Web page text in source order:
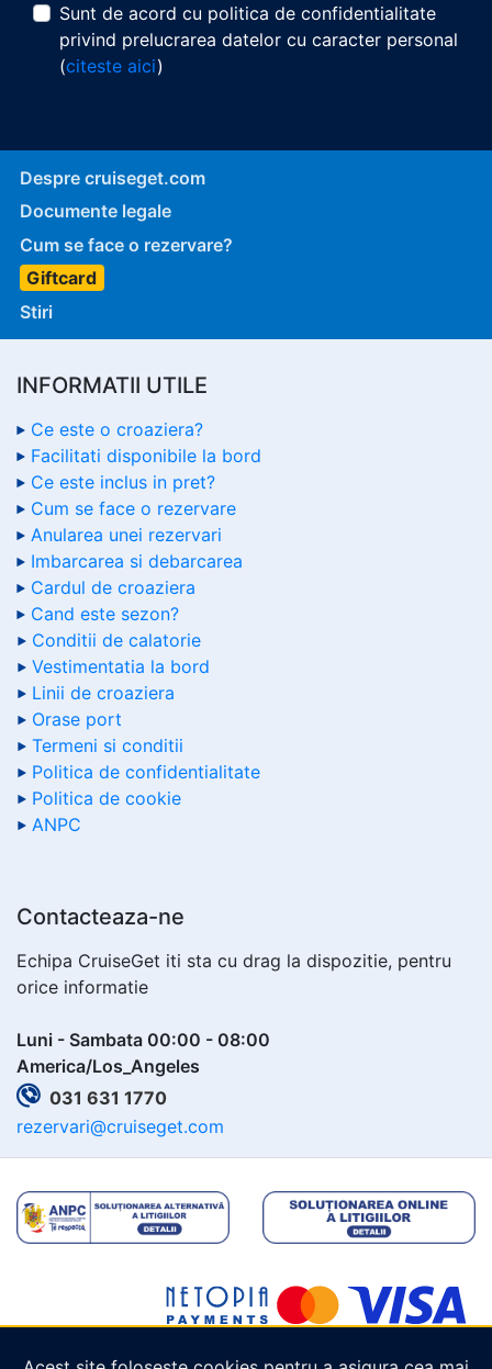
Sunt de acord cu politica de confidentialitate
privind prelucrarea datelor cu caracter personal
(citeste aici)
Despre cruiseget.com
Documente legale
Cum se face o rezervare?
Giftcard
Stiri
INFORMATII UTILE
Ce este o croaziera?
Facilitati disponibile la bord
Ce este inclus in pret?
Cum se face o rezervare
Anularea unei rezervari
Imbarcarea si debarcarea
Cardul de croaziera
Cand este sezon?
Conditii de calatorie
Vestimentatia la bord
Linii de croaziera
Orase port
Termeni si conditii
Politica de confidentialitate
Politica de cookie
ANPC
Contacteaza-ne
Echipa CruiseGet iti sta cu drag la dispozitie, pentru
orice informatie
Luni - Sambata 00:00 - 08:00
America/Los_Angeles
031 631 1770
rezervari@cruiseget.com